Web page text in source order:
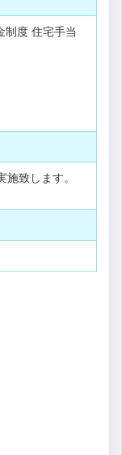
制度 住宅手当
致します。